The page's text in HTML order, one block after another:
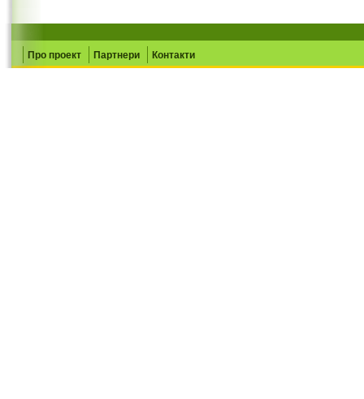
Про проект Партнери Контакти